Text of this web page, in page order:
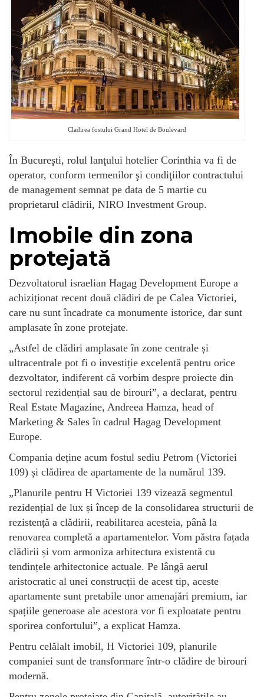
Cladirea fostului Grand Hotel de Boulevard
În Bucureşti, rolul lanţului hotelier Corinthia va fi de
operator, conform termenilor şi condiţiilor contractului
de management semnat pe data de 5 martie cu
proprietarul clădirii, NIRO Investment Group.
Imobile din zona
protejată
Dezvoltatorul israelian Hagag Development Europe a
achiziționat recent două clădiri de pe Calea Victoriei,
care nu sunt încadrate ca monumente istorice, dar sunt
amplasate în zone protejate.
„Astfel de clădiri amplasate în zone centrale și
ultracentrale pot fi o investiție excelentă pentru orice
dezvoltator, indiferent că vorbim despre proiecte din
sectorul rezidențial sau de birouri”, a declarat, pentru
Real Estate Magazine, Andreea Hamza, head of
Marketing & Sales în cadrul Hagag Development
Europe.
Compania deține acum fostul sediu Petrom (Victoriei
109) și clădirea de apartamente de la numărul 139.
„Planurile pentru H Victoriei 139 vizează segmentul
rezidențial de lux și încep de la consolidarea structurii de
rezistență a clădirii, reabilitarea acesteia, până la
renovarea completă a apartamentelor. Vom păstra fațada
clădirii și vom armoniza arhitectura existentă cu
tendințele arhitectonice actuale. Pe lângă aerul
aristocratic al unei construcții de acest tip, aceste
apartamente sunt pretabile unor amenajări premium, iar
spațiile generoase ale acestora vor fi exploatate pentru
sporirea confortului”, a explicat Hamza.
Pentru celălalt imobil, H Victoriei 109, planurile
companiei sunt de transformare într-o clădire de birouri
modernă.